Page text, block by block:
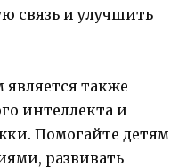
связь и улучшить
также
интеллекта и
Помогайте детям
развивать